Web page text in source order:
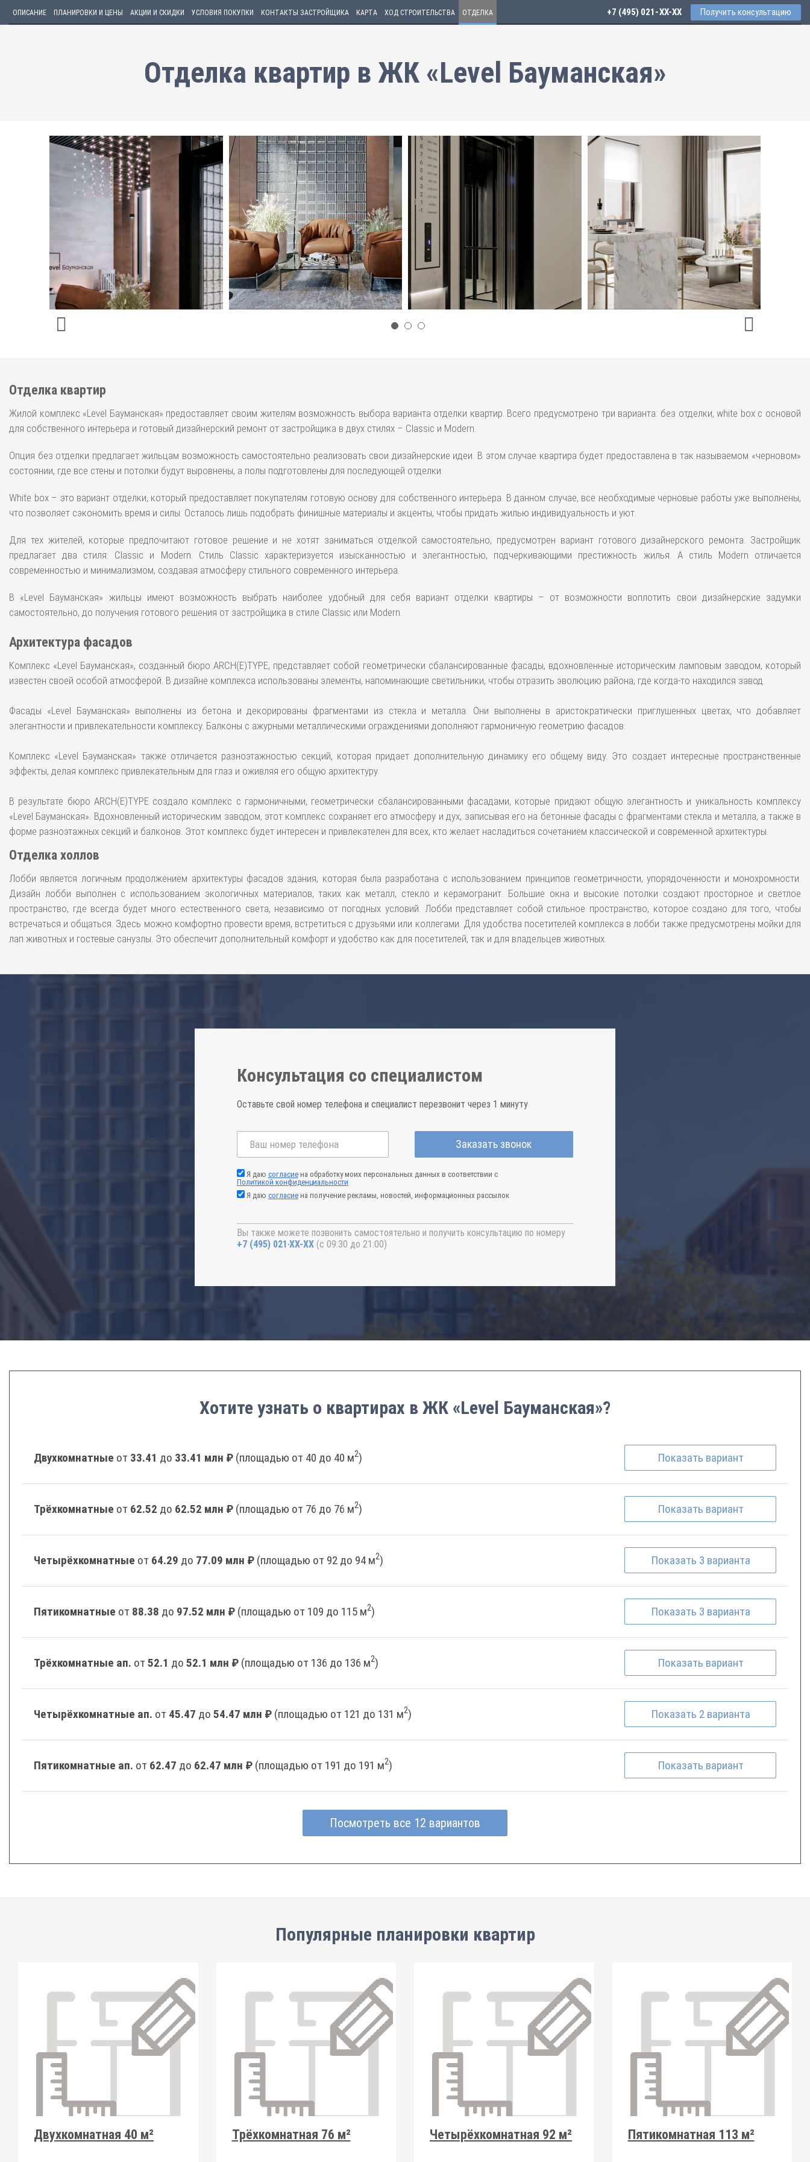
ОПИСАНИЕ ПЛАНИРОВКИ И ЦЕНЫ АКЦИИ И СКИДКИ УСЛОВИЯ ПОКУПКИ КОНТАКТЫ ЗАСТРОЙЩИКА КАРТА ХОД СТРОИТЕЛЬСТВА ОТДЕЛКА +7 (495) 021-41-76 Получить консультацию
Отделка квартир в ЖК «Level Бауманская»
Отделка квартир
Жилой комплекс «Level Бауманская» предоставляет своим жителям возможность выбора варианта отделки квартир. Всего предусмотрено три варианта: без отделки, white box с основой
для собственного интерьера и готовый дизайнерский ремонт от застройщика в двух стилях – Classic и Modern.
Опция без отделки предлагает жильцам возможность самостоятельно реализовать свои дизайнерские идеи. В этом случае квартира будет предоставлена в так называемом «черновом»
состоянии, где все стены и потолки будут выровнены, а полы подготовлены для последующей отделки.
White box – это вариант отделки, который предоставляет покупателям готовую основу для собственного интерьера. В данном случае, все необходимые черновые работы уже выполнены,
что позволяет сэкономить время и силы. Осталось лишь подобрать финишные материалы и акценты, чтобы придать жилью индивидуальность и уют.
Для тех жителей, которые предпочитают готовое решение и не хотят заниматься отделкой самостоятельно, предусмотрен вариант готового дизайнерского ремонта. Застройщик
предлагает два стиля: Classic и Modern. Стиль Classic характеризуется изысканностью и элегантностью, подчеркивающими престижность жилья. А стиль Modern отличается
современностью и минимализмом, создавая атмосферу стильного современного интерьера.
В «Level Бауманская» жильцы имеют возможность выбрать наиболее удобный для себя вариант отделки квартиры – от возможности воплотить свои дизайнерские задумки
самостоятельно, до получения готового решения от застройщика в стиле Classic или Modern.
Архитектура фасадов
Комплекс «Level Бауманская», созданный бюро ARCH(E)TYPE, представляет собой геометрически сбалансированные фасады, вдохновленные историческим ламповым заводом, который
известен своей особой атмосферой. В дизайне комплекса использованы элементы, напоминающие светильники, чтобы отразить эволюцию района, где когда-то находился завод.
Фасады «Level Бауманская» выполнены из бетона и декорированы фрагментами из стекла и металла. Они выполнены в аристократически приглушенных цветах, что добавляет
элегантности и привлекательности комплексу. Балконы с ажурными металлическими ограждениями дополняют гармоничную геометрию фасадов.
Комплекс «Level Бауманская» также отличается разноэтажностью секций, которая придает дополнительную динамику его общему виду. Это создает интересные пространственные
эффекты, делая комплекс привлекательным для глаз и оживляя его общую архитектуру.
В результате бюро ARCH(E)TYPE создало комплекс с гармоничными, геометрически сбалансированными фасадами, которые придают общую элегантность и уникальность комплексу
«Level Бауманская». Вдохновленный историческим заводом, этот комплекс сохраняет его атмосферу и дух, записывая его на бетонные фасады с фрагментами стекла и металла, а также в
форме разноэтажных секций и балконов. Этот комплекс будет интересен и привлекателен для всех, кто желает насладиться сочетанием классической и современной архитектуры.
Отделка холлов
Лобби является логичным продолжением архитектуры фасадов здания, которая была разработана с использованием принципов геометричности, упорядоченности и монохромности.
Дизайн лобби выполнен с использованием экологичных материалов, таких как металл, стекло и керамогранит. Большие окна и высокие потолки создают просторное и светлое
пространство, где всегда будет много естественного света, независимо от погодных условий. Лобби представляет собой стильное пространство, которое создано для того, чтобы
встречаться и общаться. Здесь можно комфортно провести время, встретиться с друзьями или коллегами. Для удобства посетителей комплекса в лобби также предусмотрены мойки для
лап животных и гостевые санузлы. Это обеспечит дополнительный комфорт и удобство как для посетителей, так и для владельцев животных.
Консультация со специалистом
Оставьте свой номер телефона и специалист перезвонит через 1 минуту
Заказать звонок
Я даю согласиена обработку моих персональных данных в соответствии с
Политикой конфиденциальности
Я даю согласиена получение рекламы, новостей, информационных рассылок
Вы также можете позвонить самостоятельно и получить консультацию по номеру
+7 (495) 021-41-76 (с 09:30 до 21:00)
Хотите узнать о квартирах в ЖК «Level Бауманская»?
Двухкомнатные от 33.41 до 33.41 млн ₽ (площадью от 40 до 40 м2) Показать вариант
Трёхкомнатные от 62.52 до 62.52 млн ₽ (площадью от 76 до 76 м2) Показать вариант
Четырёхкомнатные от 64.29 до 77.09 млн ₽ (площадью от 92 до 94 м2) Показать 3 варианта
Пятикомнатные от 88.38 до 97.52 млн ₽ (площадью от 109 до 115 м2) Показать 3 варианта
Трёхкомнатные ап. от 52.1 до 52.1 млн ₽ (площадью от 136 до 136 м2) Показать вариант
Четырёхкомнатные ап. от 45.47 до 54.47 млн ₽ (площадью от 121 до 131 м2) Показать 2 варианта
Пятикомнатные ап. от 62.47 до 62.47 млн ₽ (площадью от 191 до 191 м2) Показать вариант
Посмотреть все 12 вариантов
Популярные планировки квартир
Двухкомнатная 40 м² Трёхкомнатная 76 м² Четырёхкомнатная 92 м² Пятикомнатная 113 м²